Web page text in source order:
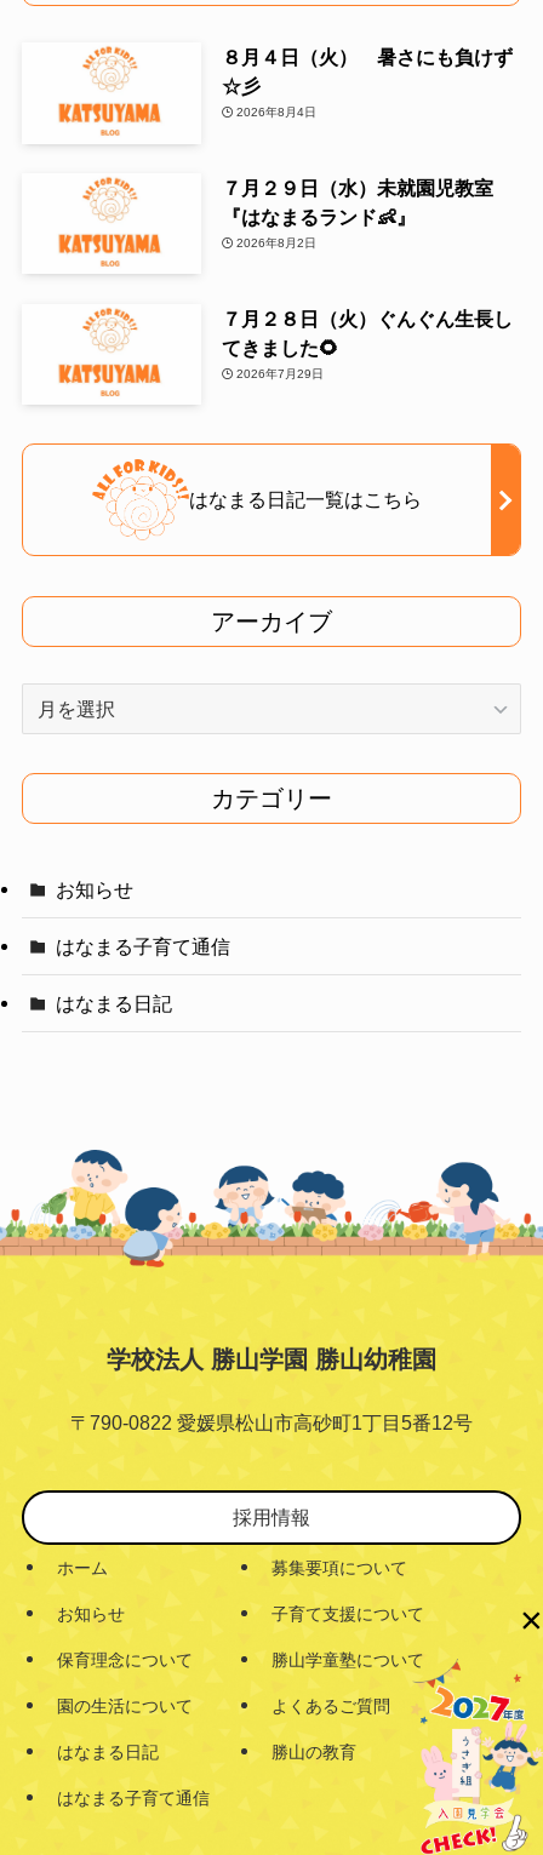
８月４日（火） 暑さにも負けず
☆彡
2026年8月4日
７月２９日（水）未就園児教室
『はなまるランド👶』
2026年8月2日
７月２８日（火）ぐんぐん生長し
てきました🌻
2026年7月29日
はなまる日記一覧はこちら
アーカイブ
イ
ブ
カテゴリー
お知らせ
はなまる子育て通信
はなまる日記
学校法人 勝山学園 勝山幼稚園
〒790-0822 愛媛県松山市高砂町1丁目5番12号
採用情報
ホーム
お知らせ
保育理念について
園の生活について
はなまる日記
はなまる子育て通信
募集要項について
子育て支援について
勝山学童塾について
よくあるご質問
勝山の教育
×